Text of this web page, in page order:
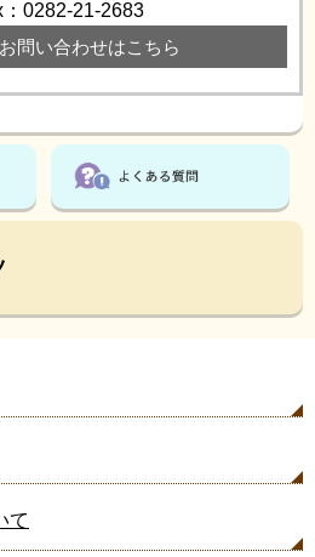
：0282-21-2683
問い合わせはこちら
て